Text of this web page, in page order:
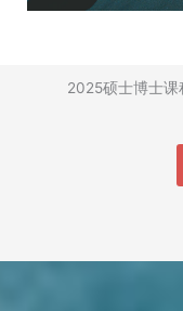
2025硕士博士课